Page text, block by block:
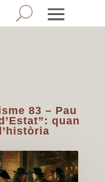
83 – Pau
quan